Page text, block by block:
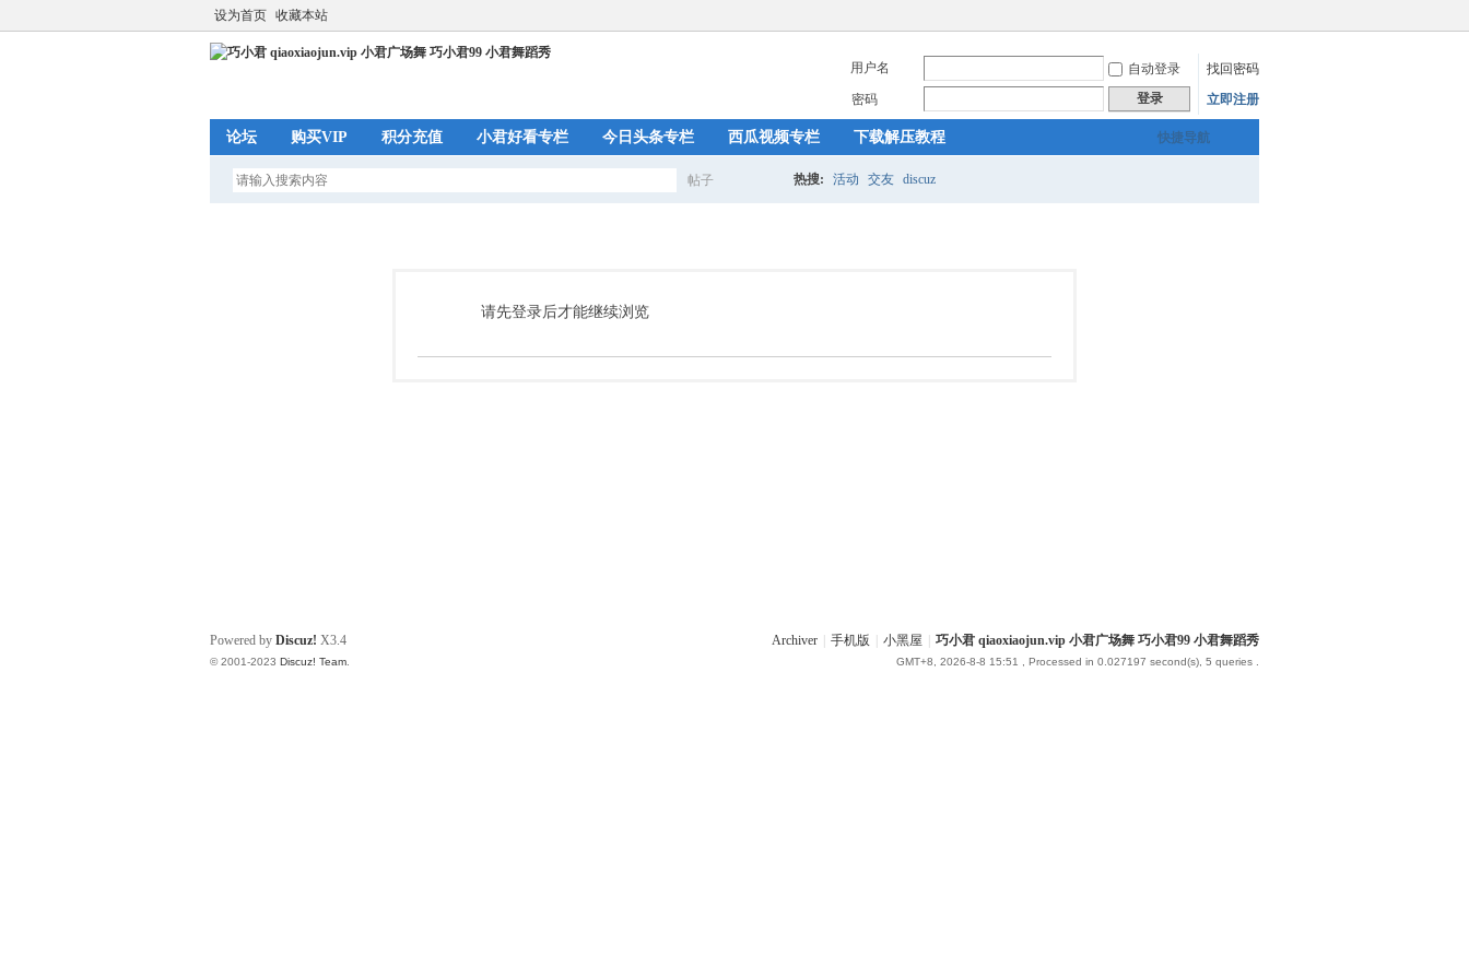
设为首页 收藏本站
用户名 自动登录
找回密码
密码
登录 立即注册
快捷导航
论坛 购买VIP 积分充值 小君好看专栏 今日头条专栏 西瓜视频专栏 下载解压教程
帖子 热搜: 活动 交友 discuz
请先登录后才能继续浏览
Archiver 手机版 小黑屋 巧小君 qiaoxiaojun.vip 小君广场舞 巧小君99 小君舞蹈秀
GMT+8, 2026-8-8 15:51 , Processed in 0.027197 second(s), 5 queries .
Powered by Discuz! X3.4
© 2001-2023 Discuz! Team